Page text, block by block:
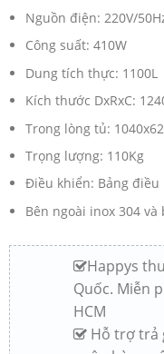
Nguồn điện: 220V/
Công suất: 410W
Dung tích thực: 1100L
Kích thước DxRxC:
Trong lòng tủ:
Trọng lượng: 110Kg
Điều khiển: Bảng điều
Bên ngoài inox 304
Happys
Quốc. Miễn
HCM
Hỗ trợ trả